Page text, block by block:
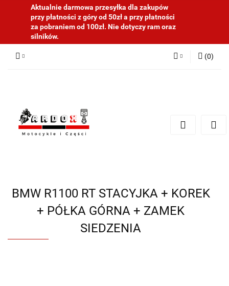
Aktualnie darmowa przesyłka dla zakupów
przy płatności z góry od 50zł a przy płatności
za pobraniem od 100zł. Nie dotyczy ram oraz
silników.
(0)
BMW R1100 RT STACYJKA + KOREK
+ PÓŁKA GÓRNA + ZAMEK
SIEDZENIA